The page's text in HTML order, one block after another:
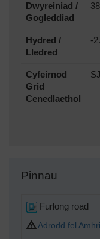
Dwyreiniad /
Gogleddiad
Hydred /
Lledred
-
Cyfeirnod
Grid
Cenedlaethol
Pinnau
Furlong road
Adrodd fel